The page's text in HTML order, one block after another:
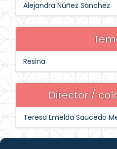
Alejandra Núñez Sánchez
Resina
Director /
Teresa Lmelda Saucedo